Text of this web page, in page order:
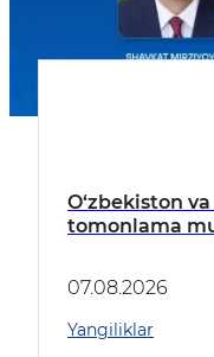
O‘zbekiston
tomonlama
07.08.2026
Yangiliklar